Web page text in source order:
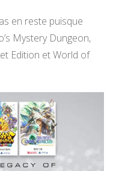
en reste puisque
Mystery Dungeon,
Edition et World of